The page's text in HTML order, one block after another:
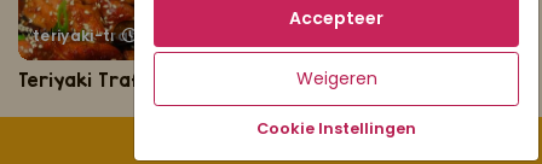
teriyaki-trafasie
Teriyaki Trafasie
tajine-trafasie
Tajine Trafasie
kan je door deze cookies informatie delen via
Als je op "Accepteer" klikt, dan geef je Faja
Lobi toestemming om cookies voor social
media en gepersonaliseerde voorkeuren te
Cookie Instellingen
Accepteer
Weigeren
Filter recepten